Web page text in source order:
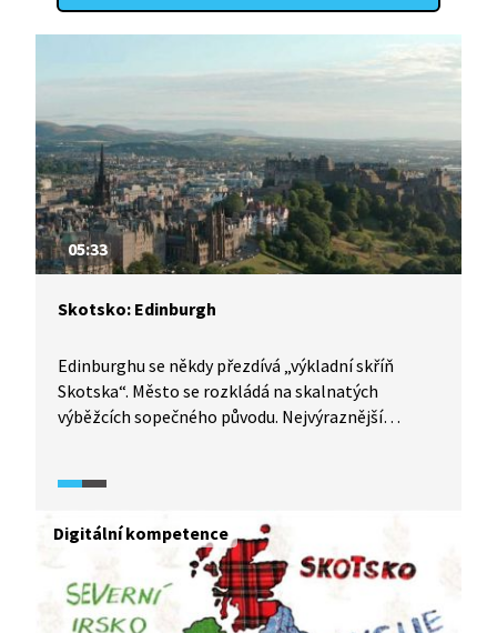
05:33
Skotsko: Edinburgh
Edinburghu se někdy přezdívá „výkladní skříň
Skotska“. Město se rozkládá na skalnatých
výběžcích sopečného původu. Nejvýraznější
opředeno řadou pověstí a legend. Během srpna
můžete v Edinburghu zažít třítýdenní festival
Fringe, kde se setkávají umělci z celého světa.
Historické centrum města protíná ulice Royal
Mile, jejíž dominantou je katedrála sv. Jiljí (St Giles
Cathedral). Z katedrály zamíříme i do slavné
Digitální kompetence